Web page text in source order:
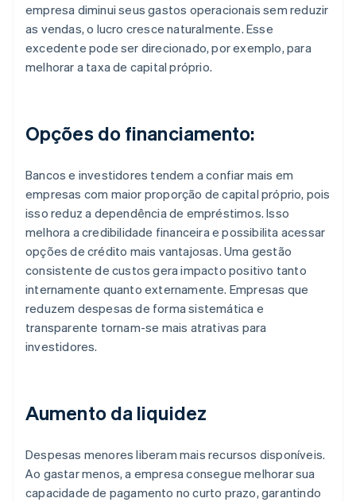
empresa diminui seus gastos operacionais sem reduzir
as vendas, o lucro cresce naturalmente. Esse
excedente pode ser direcionado, por exemplo, para
melhorar a taxa de capital próprio.
Opções do financiamento:
Bancos e investidores tendem a confiar mais em
empresas com maior proporção de capital próprio, pois
isso reduz a dependência de empréstimos. Isso
melhora a credibilidade financeira e possibilita acessar
opções de crédito mais vantajosas. Uma gestão
consistente de custos gera impacto positivo tanto
internamente quanto externamente. Empresas que
reduzem despesas de forma sistemática e
transparente tornam-se mais atrativas para
investidores.
Aumento da liquidez
Despesas menores liberam mais recursos disponíveis.
Ao gastar menos, a empresa consegue melhorar sua
capacidade de pagamento no curto prazo, garantindo